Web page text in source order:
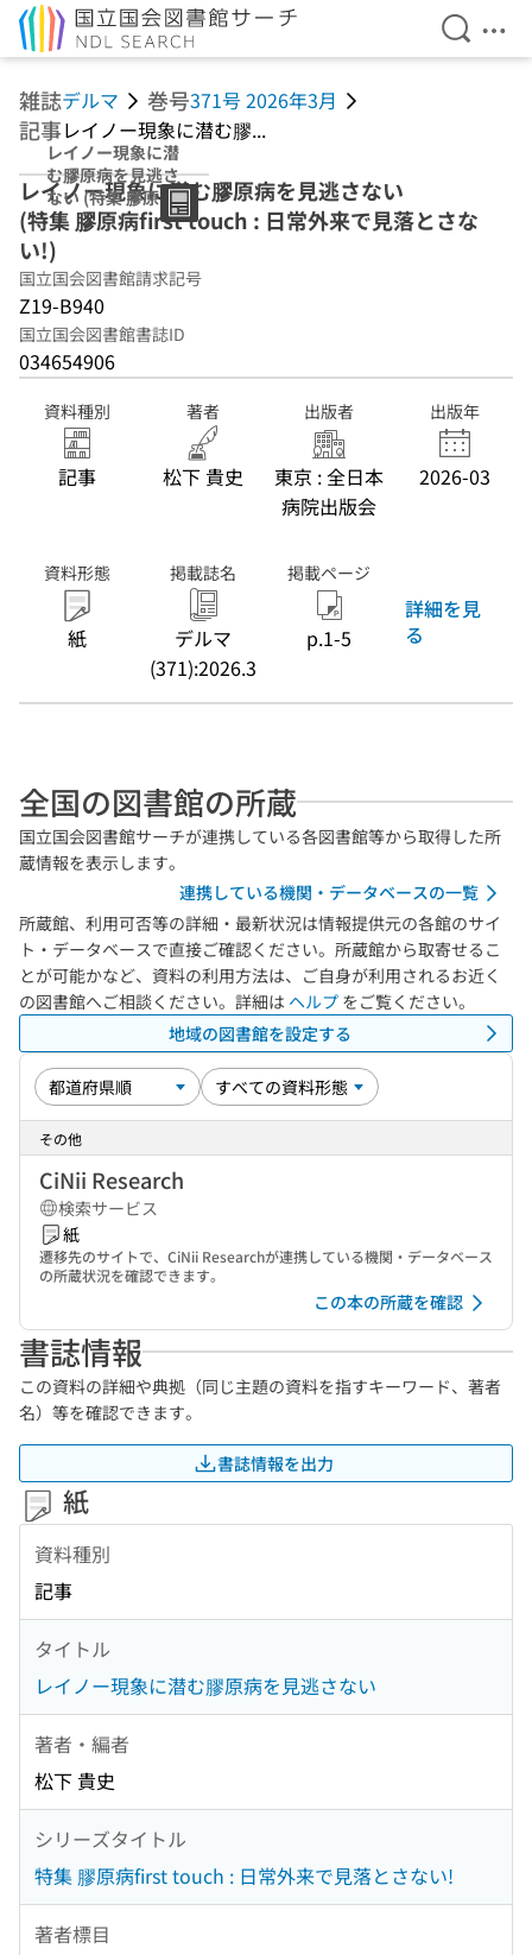
検索を
メ
雑誌デルマ 巻号371号 2026年3月
記事レイノー現象に潜む膠...
レイノー現象に潜
む膠原病を見逃さ
ない (特集 膠原病
first touch : 日常
外来で見落とさな
い!)
レイノー現象に潜む膠原病を見逃さない
(特集 膠原病first touch : 日常外来で見落とさな
い!)
国立国会図書館請求記号
Z19-B940
国立国会図書館書誌ID
034654906
資料種別
記事
著者
松下 貴史
出版者
東京 : 全日本
病院出版会
出版年
2026-03
資料形態
紙
掲載誌名
デルマ
(371):2026.3
掲載ページ
p.1-5
詳細を見
る
全国の図書館の所蔵
国立国会図書館サーチが連携している各図書館等から取得した所
蔵情報を表示します。
連携している機関・データベースの一覧
所蔵館、利用可否等の詳細・最新状況は情報提供元の各館のサイ
ト・データベースで直接ご確認ください。所蔵館から取寄せるこ
とが可能かなど、資料の利用方法は、ご自身が利用されるお近く
の図書館へご相談ください。詳細は ヘルプ をご覧ください。
地域の図書館を設定する
その他
CiNii Research
検索サービス
紙
遷移先のサイトで、CiNii Researchが連携している機関・データベース
の所蔵状況を確認できます。
この本の所蔵を確認
書誌情報
この資料の詳細や典拠（同じ主題の資料を指すキーワード、著者
名）等を確認できます。
書誌情報を出力
紙
資料種別
記事
タイトル
レイノー現象に潜む膠原病を見逃さない
著者・編者
松下 貴史
シリーズタイトル
特集 膠原病first touch : 日常外来で見落とさない!
著者標目